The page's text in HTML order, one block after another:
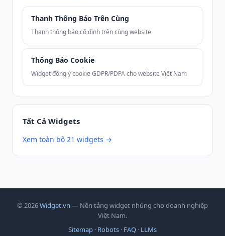
Thanh Thông Báo Trên Cùng
Thanh thông báo cố định trên cùng website
Thông Báo Cookie
Widget đồng ý cookie GDPR/PDPA cho website Việt Nam
Tất Cả Widgets
Xem toàn bộ 21 widgets →
© 2026Widget.vn — Nền tảng widget nhúng cho doanh nghiệp
Việt Nam.
Sitemap · Robots · FAQ · LLMs